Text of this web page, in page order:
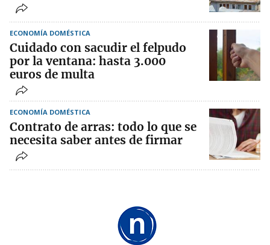
ECONOMÍA DOMÉSTICA
Cuidado con sacudir el felpudo
por la ventana: hasta 3.000
euros de multa
ECONOMÍA DOMÉSTICA
Contrato de arras: todo lo que se
necesita saber antes de firmar